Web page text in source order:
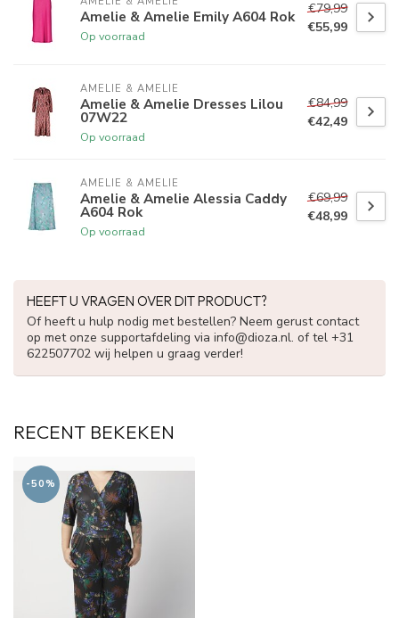
Amelie & Amelie Emily A604 Rok
Op voorraad
€79,99
€55,99
AMELIE & AMELIE
Amelie & Amelie Dresses Lilou
07W22
Op voorraad
€84,99
€42,49
AMELIE & AMELIE
Amelie & Amelie Alessia Caddy
A604 Rok
Op voorraad
€69,99
€48,99
HEEFT U VRAGEN OVER DIT PRODUCT?
Of heeft u hulp nodig met bestellen? Neem gerust contact
op met onze supportafdeling via info@dioza.nl. of tel +31
622507702 wij helpen u graag verder!
RECENT BEKEKEN
-50%